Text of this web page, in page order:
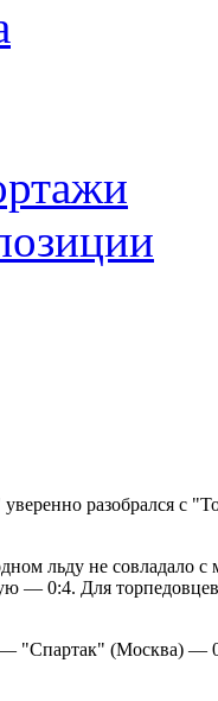
разобрался с
льду не совладало
— 0:4. Для
"Спартак" (Москва) —